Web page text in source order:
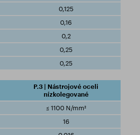
0,125
0,16
0,2
0,25
0,25
P.3 | Nástrojové oceli
nízkolegované
≤ 1100 N/mm²
16